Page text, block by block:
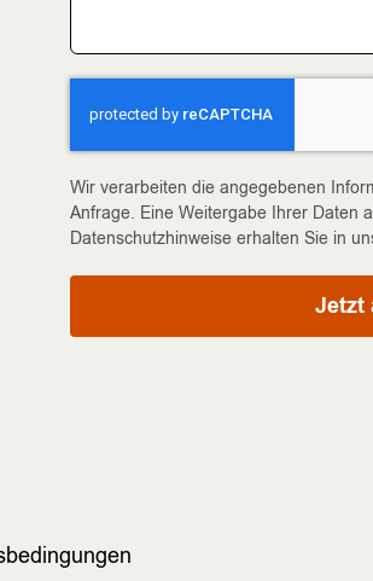
Wir verarbeiten die angegebenen
Anfrage. Eine Weitergabe Ihrer Daten
Datenschutzhinweise erhalten Sie in
Jetzt